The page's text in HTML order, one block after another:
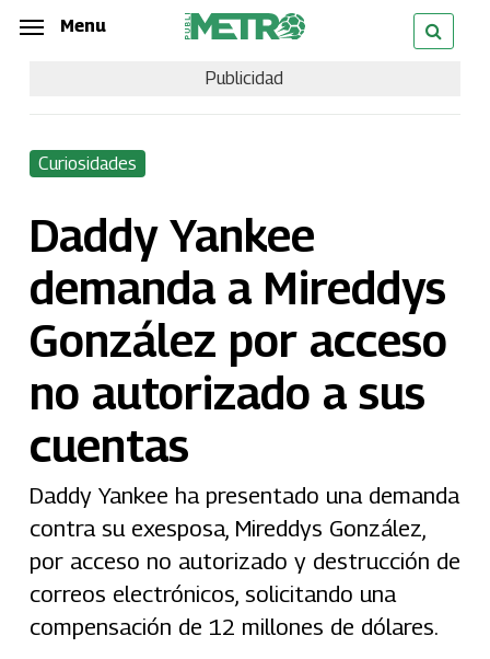
Skip
content
Menu
Publicidad
Curiosidades
Daddy Yankee
demanda a Mireddys
González por acceso
no autorizado a sus
cuentas
Daddy Yankee ha presentado una demanda
contra su exesposa, Mireddys González,
por acceso no autorizado y destrucción de
correos electrónicos, solicitando una
compensación de 12 millones de dólares.
Menu